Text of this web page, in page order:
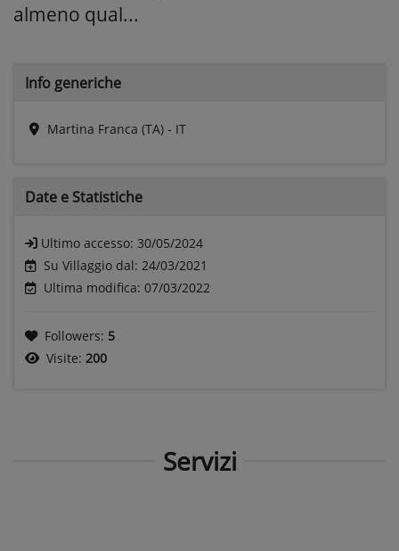
almeno qual...
Info generiche
Martina Franca (TA) - IT
Date e Statistiche
Ultimo accesso: 30/05/2024
Su Villaggio dal: 24/03/2021
Ultima modifica: 07/03/2022
Followers: 5
Visite: 200
Servizi